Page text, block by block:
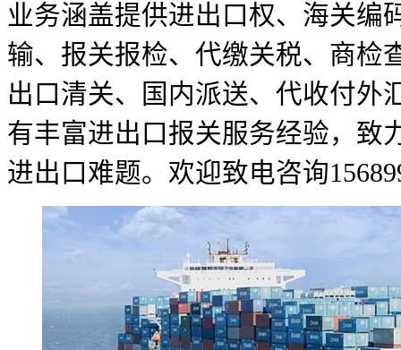
业务涵盖提供进出口权、海关编
输、报关报检、代缴关税、商检
出口清关、国内派送、代收付外
有丰富进出口报关服务经验，致
进出口难题。欢迎致电咨询